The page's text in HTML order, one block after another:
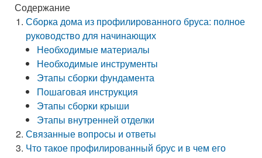
Содержание
Сборка дома из профилированного бруса: полное
руководство для начинающих
Необходимые материалы
Необходимые инструменты
Этапы сборки фундамента
Пошаговая инструкция
Этапы сборки крыши
Этапы внутренней отделки
Связанные вопросы и ответы
Что такое профилированный брус и в чем его